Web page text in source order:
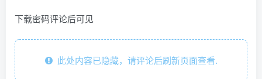
下载密码评论后可见
此处内容已隐藏，请评论后刷新页面查看.